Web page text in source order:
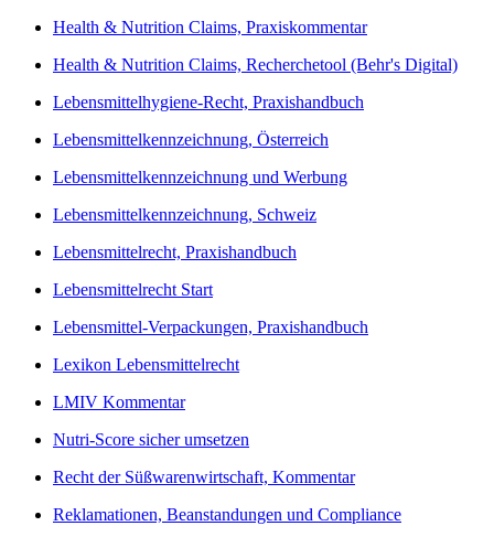
Health & Nutrition Claims, Praxiskommentar
Health & Nutrition Claims, Recherchetool (Behr's Digital)
Lebensmittelhygiene-Recht, Praxishandbuch
Lebensmittelkennzeichnung, Österreich
Lebensmittelkennzeichnung und Werbung
Lebensmittelkennzeichnung, Schweiz
Lebensmittelrecht, Praxishandbuch
Lebensmittelrecht Start
Lebensmittel-Verpackungen, Praxishandbuch
Lexikon Lebensmittelrecht
LMIV Kommentar
Nutri-Score sicher umsetzen
Recht der Süßwarenwirtschaft, Kommentar
Reklamationen, Beanstandungen und Compliance